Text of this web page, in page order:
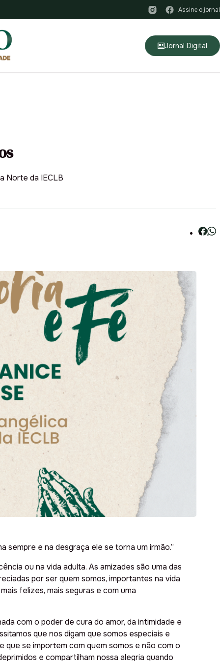
Assine o jornal
Jornal Digital
Norte da IECLB
sempre e na desgraça ele se torna um irmão.”
ou na vida adulta. As amizades são uma das
por ser quem somos, importantes na vida
felizes, mais seguras e com uma
com o poder de cura do amor, da intimidade e
que nos digam que somos especiais e
que se importem com quem somos e não com o
e compartilham nossa alegria quando